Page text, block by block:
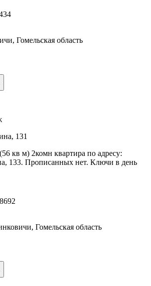
Гомельская область
131
кв м) 2комн квартира по адресу:
133. Прописанных нет. Ключи в день
Гомельская область